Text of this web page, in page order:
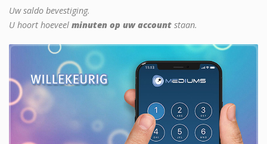
Uw saldo bevestiging.
U hoort hoeveel minuten op uw account staan.